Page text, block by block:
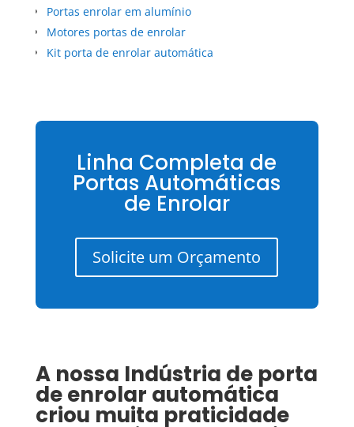
Portas enrolar em alumínio
Motores portas de enrolar
Kit porta de enrolar automática
Linha Completa de
Portas Automáticas
de Enrolar
Solicite um Orçamento
A nossa Indústria de porta
de enrolar automática
criou muita praticidade